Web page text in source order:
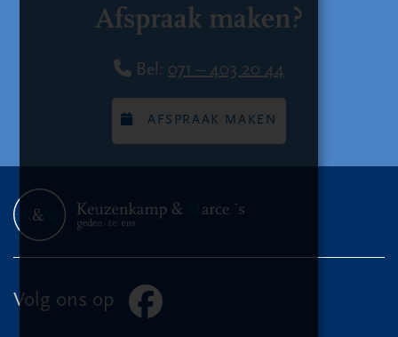
Afspraak maken?
Bel: 071 – 403 20 44
AFSPRAAK MAKEN
Volg ons op